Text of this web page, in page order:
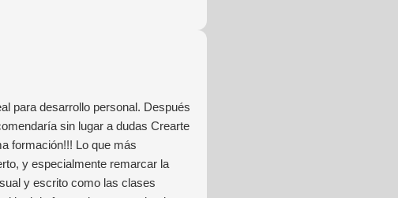
para desarrollo personal. Después
sin lugar a dudas Crearte
formación!!! Lo que más
y especialmente remarcar la
y escrito como las clases